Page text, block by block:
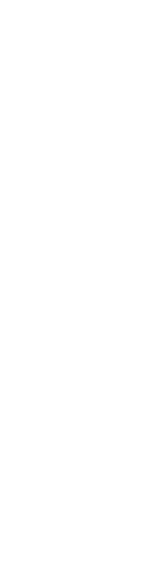
【
然心
打造英
斜